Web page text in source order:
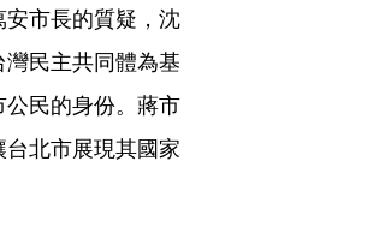
市長的質疑，沈
民主共同體為基
民的身份。蔣市
北市展現其國家